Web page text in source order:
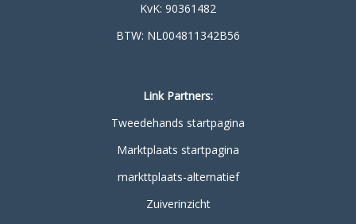
KvK: 90361482
BTW: NL004811342B56
Link Partners:
Tweedehands startpagina
Marktplaats startpagina
markttplaats-alternatief
Zuiverinzicht